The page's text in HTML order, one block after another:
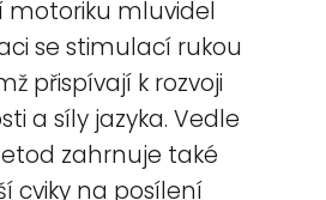
motoriku mluvidel
se stimulací rukou
přispívají k rozvoji
a síly jazyka. Vedle
zahrnuje také
cviky na posílení